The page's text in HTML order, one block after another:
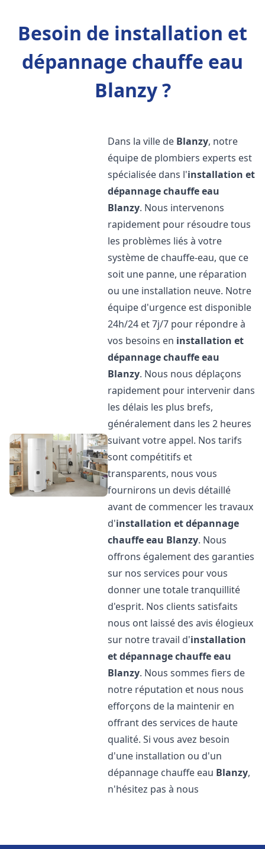
Besoin de installation et
dépannage chauffe eau
Blanzy ?
Dans la ville de Blanzy, notre
équipe de plombiers experts est
spécialisée dans l'installation et
dépannage chauffe eau
Blanzy. Nous intervenons
rapidement pour résoudre tous
les problèmes liés à votre
système de chauffe-eau, que ce
soit une panne, une réparation
ou une installation neuve. Notre
équipe d'urgence est disponible
24h/24 et 7j/7 pour répondre à
vos besoins en installation et
dépannage chauffe eau
Blanzy. Nous nous déplaçons
rapidement pour intervenir dans
les délais les plus brefs,
généralement dans les 2 heures
suivant votre appel. Nos tarifs
sont compétitifs et
transparents, nous vous
fournirons un devis détaillé
avant de commencer les travaux
d'installation et dépannage
chauffe eau Blanzy. Nous
offrons également des garanties
sur nos services pour vous
donner une totale tranquillité
d'esprit. Nos clients satisfaits
nous ont laissé des avis élogieux
sur notre travail d'installation
et dépannage chauffe eau
Blanzy. Nous sommes fiers de
notre réputation et nous nous
efforçons de la maintenir en
offrant des services de haute
qualité. Si vous avez besoin
d'une installation ou d'un
dépannage chauffe eau Blanzy,
n'hésitez pas à nous